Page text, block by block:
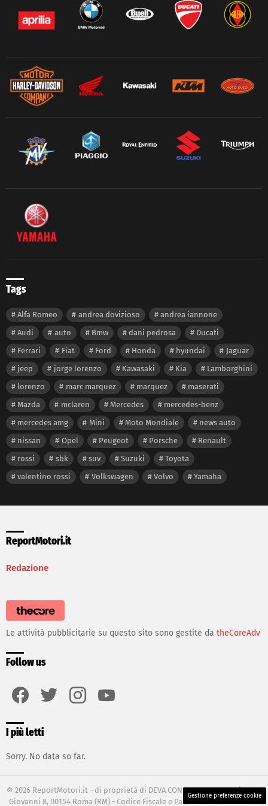
Tags
Alfa Romeo andrea dovizioso
andrea iannone
Audi
auto Bmw dani pedrosa
Ducati
Ferrari
Fiat Ford Honda hyundai
Jaguar
jeep
jorge lorenzo Kawasaki Kia
Lamborghini
lorenzo
marc marquez marquez
maserati
Mazda
mclaren Mercedes
mercedes-benz
mercedes amg
Mini Moto Mondiale
news auto
nissan
Opel Peugeot Porsche
Renault
rossi
sbk suv Suzuki
Toyota
valentino rossi
Volkswagen Volvo Yamaha
ReportMotori.it
Redazione
Le attività pubblicitarie su questo sito sono gestite da theCoreAdv
Follow us
I più letti
Sorry. No data so far.
© 2026 ReportMotori.it - di proprietà di DEVA CONNECTION SRL - Via Tata
Giovanni 8, 00154 Roma (RM) - Codice Fiscale e Partita I.V.A. 12658471003
Gestione preferenze cookie